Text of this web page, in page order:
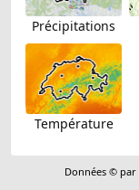
Précipitations
Température
Données © par